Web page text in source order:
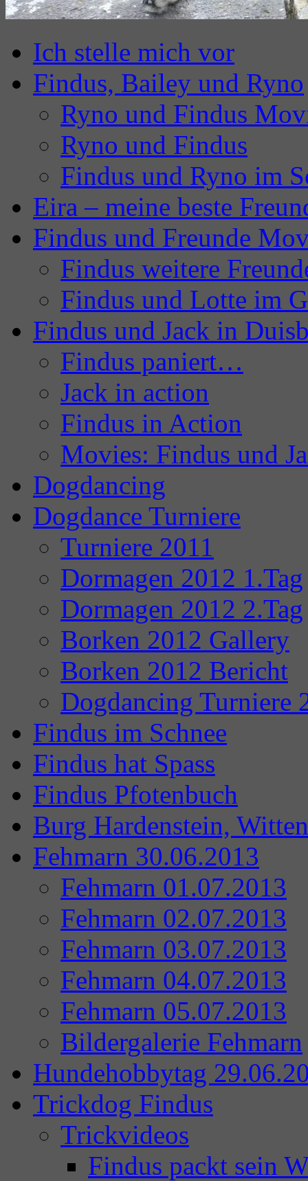
Ich stelle mich vor
Findus, Bailey und Ryno
Ryno und Findus
Ryno und Findus
Findus und Ryno im
Eira – meine beste
Findus und Freunde
Findus weitere
Findus und Lotte im
Findus und Jack in
Findus paniert…
Jack in action
Findus in Action
Movies: Findus und
Dogdancing
Dogdance Turniere
Turniere 2011
Dormagen 2012 1.Tag
Dormagen 2012 2.Tag
Borken 2012 Gallery
Borken 2012 Bericht
Dogdancing Turniere
Findus im Schnee
Findus hat Spass
Findus Pfotenbuch
Burg Hardenstein,
Fehmarn 30.06.2013
Fehmarn 01.07.2013
Fehmarn 02.07.2013
Fehmarn 03.07.2013
Fehmarn 04.07.2013
Fehmarn 05.07.2013
Bildergalerie Fehmarn
Hundehobbytag
Trickdog Findus
Trickvideos
Findus packt sein